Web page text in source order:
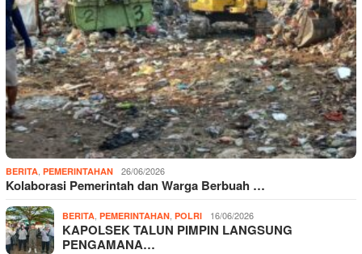
BERITA PEMERINTAHAN 26/06/2026
Kolaborasi Pemerintah dan Warga Berbuah …
BERITA PEMERINTAHAN POLRI 16/06/2026
KAPOLSEK TALUN PIMPIN LANGSUNG
PENGAMANA…